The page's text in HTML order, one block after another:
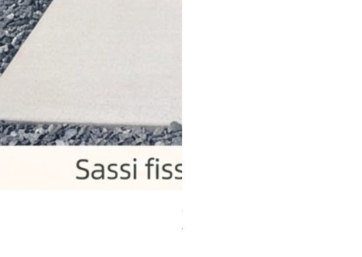
STARFLEX HYBRID Guaina
Prezzo regolare
358,00 €